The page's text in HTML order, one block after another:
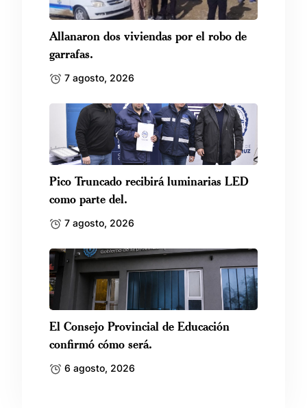
Allanaron dos viviendas por el robo de
garrafas.
7 agosto, 2026
Pico Truncado recibirá luminarias LED
como parte del.
7 agosto, 2026
El Consejo Provincial de Educación
confirmó cómo será.
6 agosto, 2026